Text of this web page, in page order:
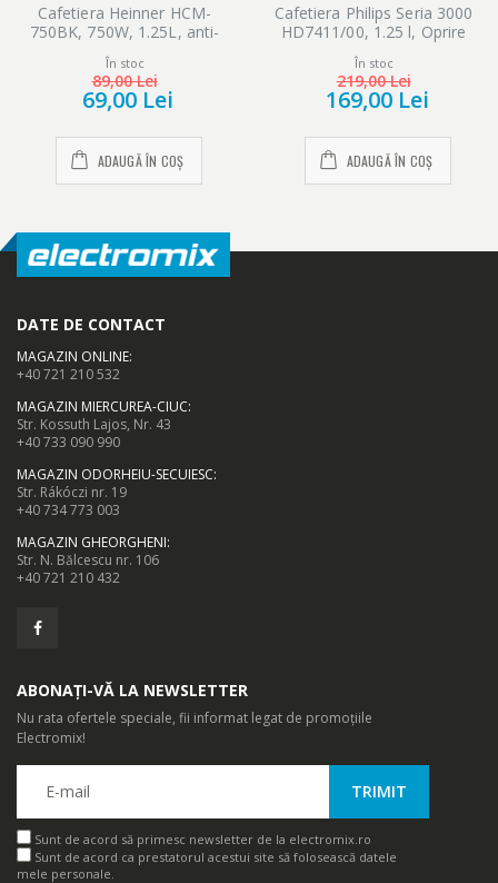
Cafetiera Heinner HCM-
750BK, 750W, 1.25L, anti-
picurare, mentinere cald,
Negru
În stoc
89,00 Lei
69,00 Lei
ADAUGĂ ÎN COȘ
Cafetiera Philips Seria 3000
HD7411/00, 1.25 l, Oprire
automata, Alb arctic
În stoc
219,00 Lei
169,00 Lei
ADAUGĂ ÎN COȘ
DATE DE CONTACT
MAGAZIN ONLINE:
+40 721 210 532
MAGAZIN MIERCUREA-CIUC:
Str. Kossuth Lajos, Nr. 43
+40 733 090 990
MAGAZIN ODORHEIU-SECUIESC:
Str. Rákóczi nr. 19
+40 734 773 003
MAGAZIN GHEORGHENI:
Str. N. Bălcescu nr. 106
+40 721 210 432
ABONAȚI-VĂ LA NEWSLETTER
Nu rata ofertele speciale, fii informat legat de promoțiile
Electromix!
Sunt de acord să primesc newsletter de la electromix.ro
Sunt de acord ca prestatorul acestui site să folosească datele
mele personale.